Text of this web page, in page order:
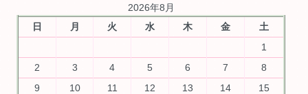
2026年8月
日
月 火 水 木 金
土
1
2
3 4 5 6 7
8
9
10 11 12 13 14
15